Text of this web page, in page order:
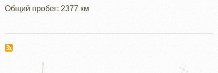
Общий пробег: 2377 км